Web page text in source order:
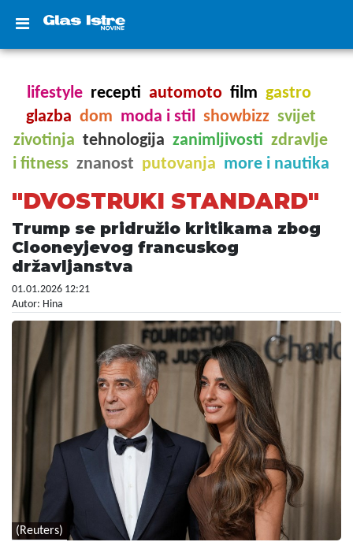
lifestyle recepti automoto film gastro
glazba dom moda i stil showbizz svijet
zivotinja tehnologija zanimljivosti zdravlje
i fitness znanost putovanja more i nautika
"DVOSTRUKI STANDARD"
Trump se pridružio kritikama zbog
Clooneyjevog francuskog
državljanstva
01.01.2026 12:21
Autor: Hina
(Reuters)